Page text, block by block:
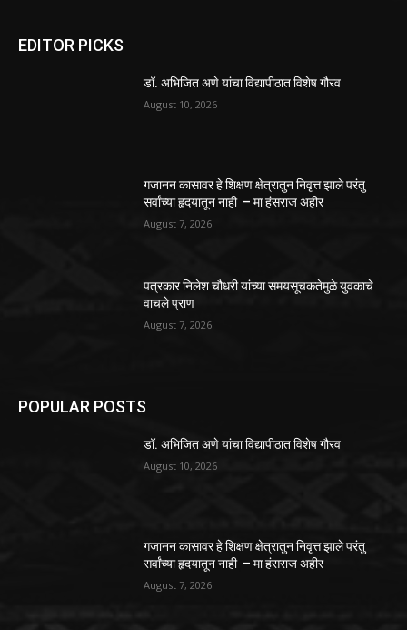
EDITOR PICKS
डॉ. अभिजित अणे यांचा विद्यापीठात विशेष गौरव
August 10, 2026
गजानन कासावर हे शिक्षण क्षेत्रातुन निवृत्त झाले परंतु
सर्वांच्या हृदयातून नाही – मा हंसराज अहीर
August 7, 2026
पत्रकार निलेश चौधरी यांच्या समयसूचकतेमुळे युवकाचे
वाचले प्राण
August 7, 2026
POPULAR POSTS
डॉ. अभिजित अणे यांचा विद्यापीठात विशेष गौरव
August 10, 2026
गजानन कासावर हे शिक्षण क्षेत्रातुन निवृत्त झाले परंतु
सर्वांच्या हृदयातून नाही – मा हंसराज अहीर
August 7, 2026